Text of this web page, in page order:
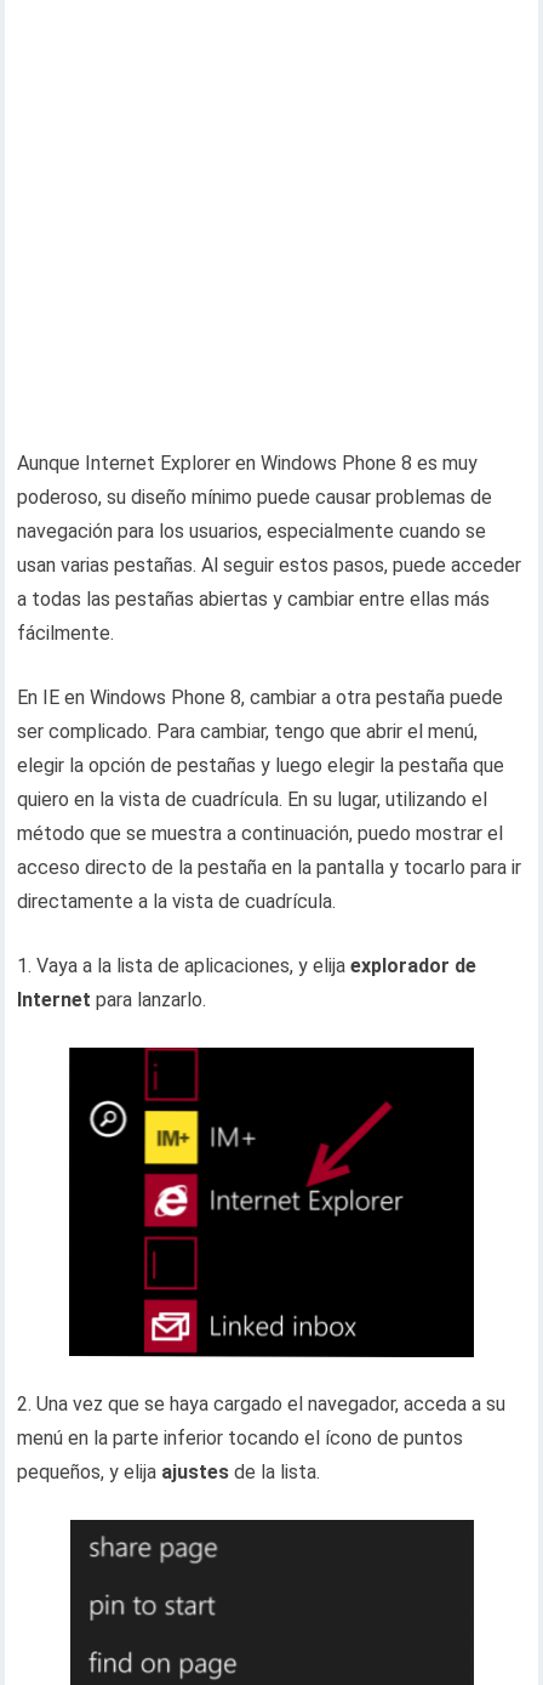
Aunque Internet Explorer en Windows Phone 8 es muy
poderoso, su diseño mínimo puede causar problemas de
navegación para los usuarios, especialmente cuando se
usan varias pestañas. Al seguir estos pasos, puede acceder
a todas las pestañas abiertas y cambiar entre ellas más
fácilmente.
En IE en Windows Phone 8, cambiar a otra pestaña puede
ser complicado. Para cambiar, tengo que abrir el menú,
elegir la opción de pestañas y luego elegir la pestaña que
quiero en la vista de cuadrícula. En su lugar, utilizando el
método que se muestra a continuación, puedo mostrar el
acceso directo de la pestaña en la pantalla y tocarlo para ir
directamente a la vista de cuadrícula.
1. Vaya a la lista de aplicaciones, y elijaexplorador de
Internet para lanzarlo.
2. Una vez que se haya cargado el navegador, acceda a su
menú en la parte inferior tocando el ícono de puntos
pequeños, y elija ajustes de la lista.